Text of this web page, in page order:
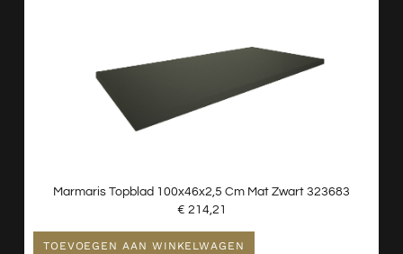
Marmaris Topblad 100x46x2,5 Cm Mat Zwart 323683
€ 214,21
TOEVOEGEN AAN WINKELWAGEN